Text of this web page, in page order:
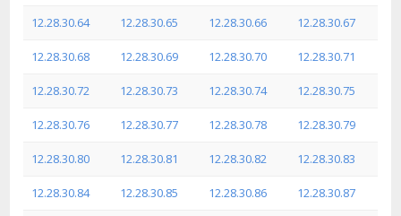
12.28.30.64 12.28.30.65 12.28.30.66 12.28.30.67
12.28.30.68 12.28.30.69 12.28.30.70 12.28.30.71
12.28.30.72 12.28.30.73 12.28.30.74 12.28.30.75
12.28.30.76 12.28.30.77 12.28.30.78 12.28.30.79
12.28.30.80 12.28.30.81 12.28.30.82 12.28.30.83
12.28.30.84 12.28.30.85 12.28.30.86 12.28.30.87